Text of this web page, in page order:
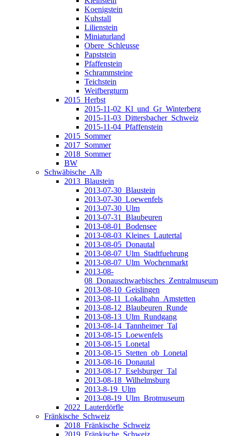
Koenigstein
Kuhstall
Lilienstein
Miniaturland
Obere_Schleusse
Papststein
Pfaffenstein
Schrammsteine
Teichstein
Weifbergturm
2015_Herbst
2015-11-02_Kl_und_Gr_Winterberg
2015-11-03_Dittersbacher_Schweiz
2015-11-04_Pfaffenstein
2015_Sommer
2017_Sommer
2018_Sommer
BW
Schwäbische_Alb
2013_Blaustein
2013-07-30_Blaustein
2013-07-30_Loewenfels
2013-07-30_Ulm
2013-07-31_Blaubeuren
2013-08-01_Bodensee
2013-08-03_Kleines_Lautertal
2013-08-05_Donautal
2013-08-07_Ulm_Stadtfuehrung
2013-08-07_Ulm_Wochenmarkt
2013-08-
08_Donauschwaebisches_Zentralmuseum
2013-08-10_Geislingen
2013-08-11_Lokalbahn_Amstetten
2013-08-12_Blaubeuren_Runde
2013-08-13_Ulm_Rundgang
2013-08-14_Tannheimer_Tal
2013-08-15_Loewenfels
2013-08-15_Lonetal
2013-08-15_Stetten_ob_Lonetal
2013-08-16_Donautal
2013-08-17_Eselsburger_Tal
2013-08-18_Wilhelmsburg
2013-8-19_Ulm
2013-08-19_Ulm_Brotmuseum
2022_Lauterdörfle
Fränkische_Schweiz
2018_Fränkische_Schweiz
2019_Fränkische_Schweiz